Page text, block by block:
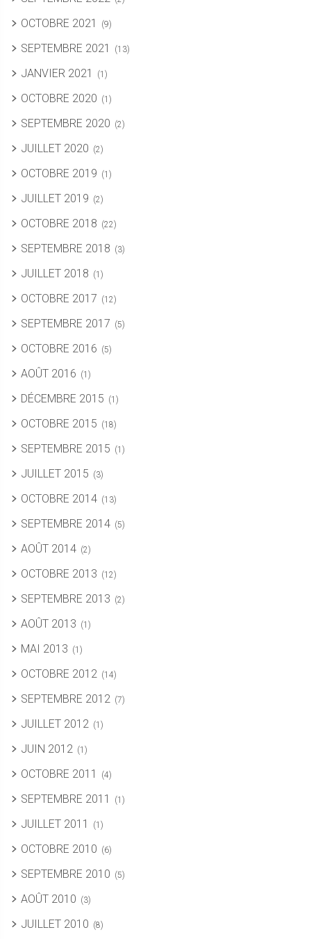
OCTOBRE 2021 (9)
SEPTEMBRE 2021 (13)
JANVIER 2021 (1)
OCTOBRE 2020 (1)
SEPTEMBRE 2020 (2)
JUILLET 2020 (2)
OCTOBRE 2019 (1)
JUILLET 2019 (2)
OCTOBRE 2018 (22)
SEPTEMBRE 2018 (3)
JUILLET 2018 (1)
OCTOBRE 2017 (12)
SEPTEMBRE 2017 (5)
OCTOBRE 2016 (5)
AOÛT 2016 (1)
DÉCEMBRE 2015 (1)
OCTOBRE 2015 (18)
SEPTEMBRE 2015 (1)
JUILLET 2015 (3)
OCTOBRE 2014 (13)
SEPTEMBRE 2014 (5)
AOÛT 2014 (2)
OCTOBRE 2013 (12)
SEPTEMBRE 2013 (2)
AOÛT 2013 (1)
MAI 2013 (1)
OCTOBRE 2012 (14)
SEPTEMBRE 2012 (7)
JUILLET 2012 (1)
JUIN 2012 (1)
OCTOBRE 2011 (4)
SEPTEMBRE 2011 (1)
JUILLET 2011 (1)
OCTOBRE 2010 (6)
SEPTEMBRE 2010 (5)
AOÛT 2010 (3)
JUILLET 2010 (8)